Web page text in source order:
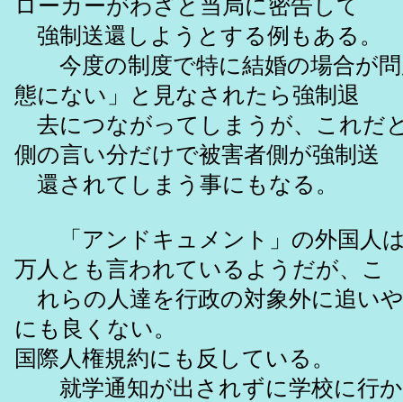
ローカーがわざと当局に密告して
強制送還しようとする例もある。
今度の制度で特に結婚の場合が問
態にない」と見なされたら強制退
去につながってしまうが、これだ
側の言い分だけで被害者側が強制送
還されてしまう事にもなる。
「アンドキュメント」の外国人は
万人とも言われているようだが、こ
れらの人達を行政の対象外に追い
にも良くない。
国際人権規約にも反している。
就学通知が出されずに学校に行か